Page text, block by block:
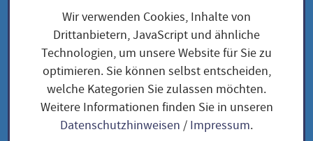
Fruchtgemüse
GURKEN
Limona / Cucumis sativus L.
Limona / Cucumis
sativus L.
Wir verwenden Cookies, Inhalte von
Drittanbietern, JavaScript und ähnliche
Technologien, um unsere Website für Sie zu
optimieren. Sie können selbst entscheiden,
welche Kategorien Sie zulassen möchten.
Weitere Informationen finden Sie in unseren
Datenschutzhinweisen / Impressum.